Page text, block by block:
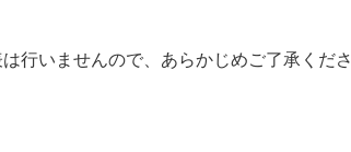
行いませんので、あらかじめご了承くださ